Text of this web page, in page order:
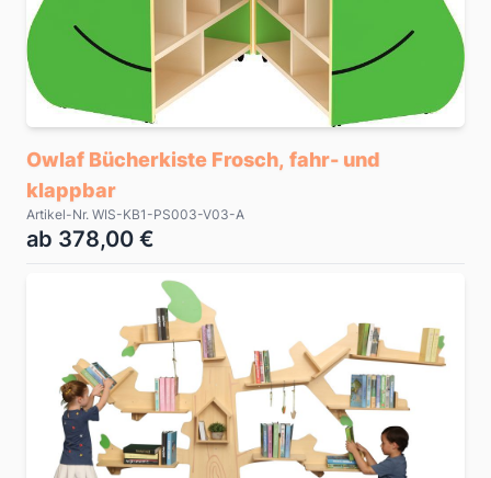
Owlaf Bücherkiste Frosch, fahr- und
klappbar
Artikel-Nr. WIS-KB1-PS003-V03-A
ab 378,00 €